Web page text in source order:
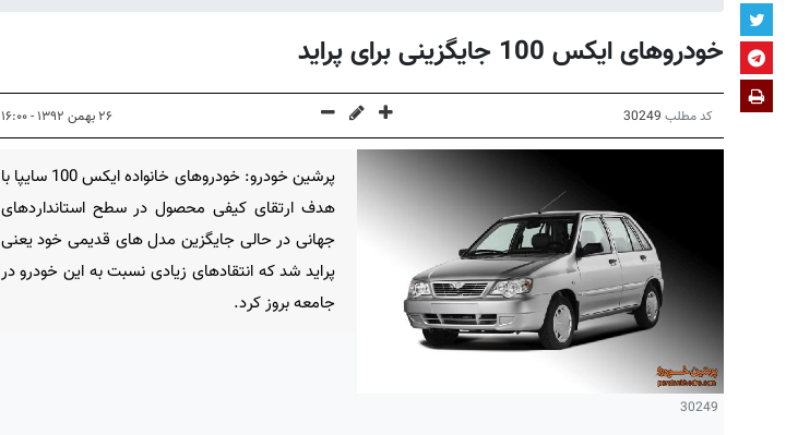
خودروهای ایکس 100 جایگزینی برای پراید
کد مطلب 30249 ۲۶ بهمن ۱۳۹۲ - ۱۶:۰۰
30249
پرشین خودرو: خودروهای خانواده ایکس 100 سایپا با
هدف ارتقای کیفی محصول در سطح استانداردهای
جهانی در حالی جایگزین مدل های قدیمی خود یعنی
پراید شد که انتقادهای زیادی نسبت به این خودرو در
جامعه بروز کرد.